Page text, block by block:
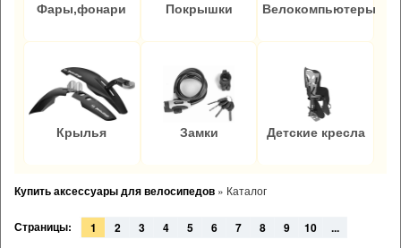
Фары,фонари Покрышки Велокомпьютеры
Крылья Замки Детские кресла
Купить аксессуары для велосипедов » Каталог
Страницы: 1 2 3 4 5 6 7 8 9 10 ...